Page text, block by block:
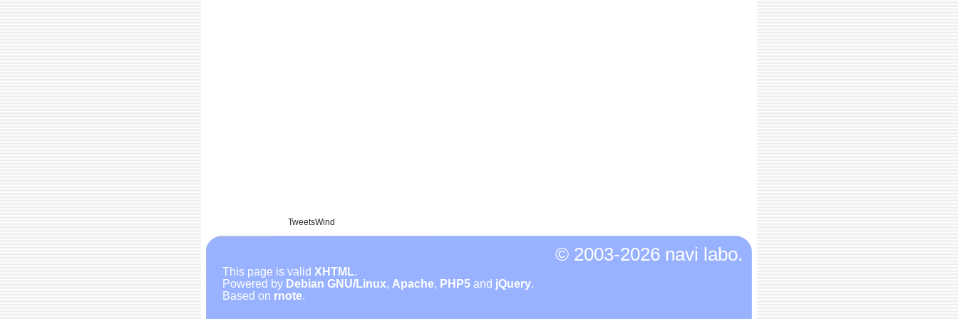
TweetsWind
© 2003-2026 navi labo.
This page is valid XHTML.
Powered by Debian GNU/Linux, Apache, PHP5 and jQuery.
Based on rnote.